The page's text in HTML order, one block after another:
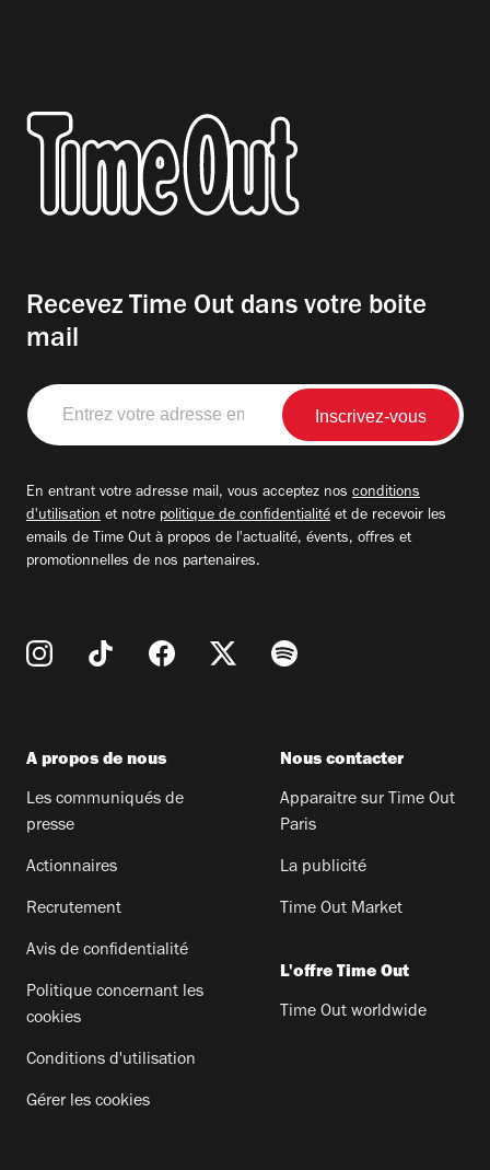
Recevez Time Out dans votre boite
mail
Entrez
votre
adresse
En entrant votre adresse mail, vous acceptez nos conditions
d'utilisation et notre politique de confidentialité et de recevoir les
emails de Time Out à propos de l'actualité, évents, offres et
promotionnelles de nos partenaires.
A propos de nous
Les communiqués de
presse
Actionnaires
Recrutement
Avis de confidentialité
Politique concernant les
cookies
Conditions d'utilisation
Gérer les cookies
Nous contacter
Apparaitre sur Time Out
Paris
La publicité
Time Out Market
L'offre Time Out
Time Out worldwide